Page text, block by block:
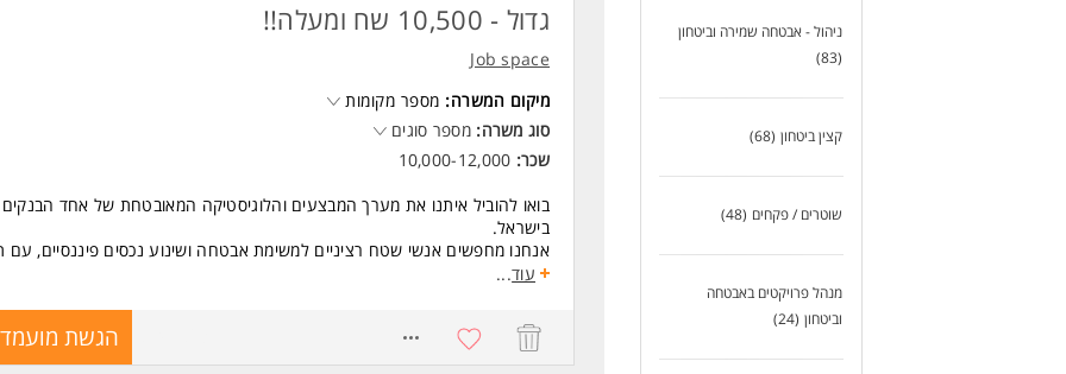
ניהול - אבטחה שמירה וביטחון
(83)
קצין ביטחון (68)
שוטרים / פקחים (48)
מנהל פרויקטים באבטחה
וביטחון (24)
לעוד משרות ומידע על קבוצת אלקטרה >
גדול - 10,500 שח ומעלה!!
Job space
מיקום המשרה: מספר מקומות
סוג משרה: מספר סוגים
שכר: 10,000-12,000
בואו להוביל איתנו את מערך המבצעים והלוגיסטיקה המאובטחת של אחד
בישראל.
אנחנו מחפשים אנשי שטח רציניים למשימת אבטחה ושינוע נכסים פיננסיים, עם
של עובד בנק מהיום הראשון!
- פעילות מבצעית: אבטחה ושינוע של עתודות מזומן וערך ביחידה המובחרת של
- אחריות קצה: עבודה בצוותים אורגניים, דריכות גבוהה וייצוגיות מול גורמים
עוד...
הגשת